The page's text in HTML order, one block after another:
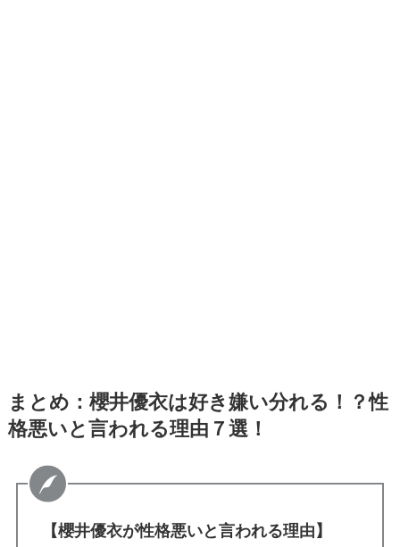
まとめ：櫻井優衣は好き嫌い分れる！？性
格悪いと言われる理由７選！
【櫻井優衣が性格悪いと言われる理由】